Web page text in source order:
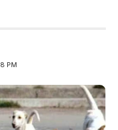
PM